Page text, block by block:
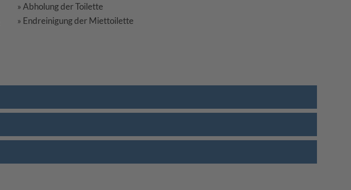
» Abholung der Toilette
» Endreinigung der Miettoilette